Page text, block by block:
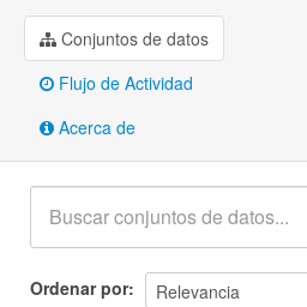
Conjuntos de datos
Flujo de Actividad
Acerca de
Ordenar por